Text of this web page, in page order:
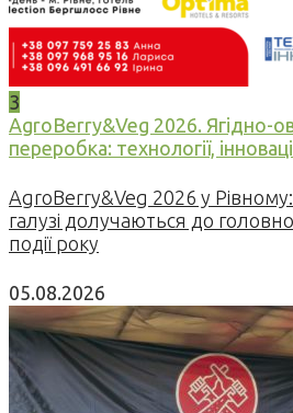
3
AgroBerry&Veg 2026. Ягідно-
переробка: технології,
AgroBerry&Veg 2026 у Рівному:
галузі долучаються до
події року
05.08.2026